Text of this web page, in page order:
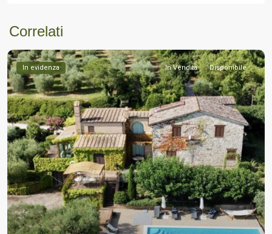
Correlati
In evidenza In Vendita Disponibile